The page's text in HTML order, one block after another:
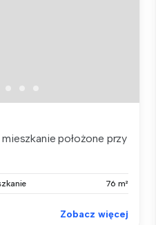
położone przy
76 m²
Zobacz więcej